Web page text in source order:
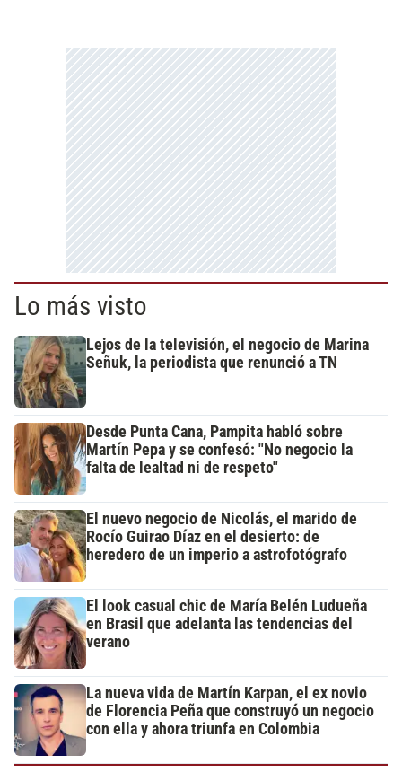
Lo más visto
Lejos de la televisión, el negocio de Marina
Señuk, la periodista que renunció a TN
Desde Punta Cana, Pampita habló sobre
Martín Pepa y se confesó: "No negocio la
falta de lealtad ni de respeto"
El nuevo negocio de Nicolás, el marido de
Rocío Guirao Díaz en el desierto: de
heredero de un imperio a astrofotógrafo
El look casual chic de María Belén Ludueña
en Brasil que adelanta las tendencias del
verano
La nueva vida de Martín Karpan, el ex novio
de Florencia Peña que construyó un negocio
con ella y ahora triunfa en Colombia